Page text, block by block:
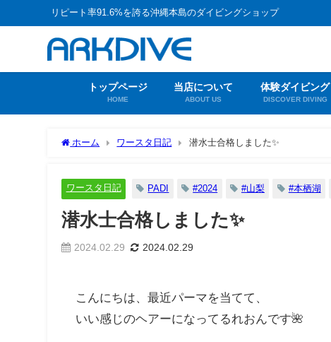
リピート率91.6%を誇る沖縄本島のダイビングショップ
トップページ
HOME
当店について
ABOUT US
体験ダイビング
DISCOVER DIVING
ホーム ワースタ日記 潜水士合格しました✨
ワースタ日記 PADI #2024 #山梨 #本栖湖
潜水士合格しました✨
2024.02.29 2024.02.29
こんにちは、最近パーマを当てて、
いい感じのヘアーになってるれおんです🌺